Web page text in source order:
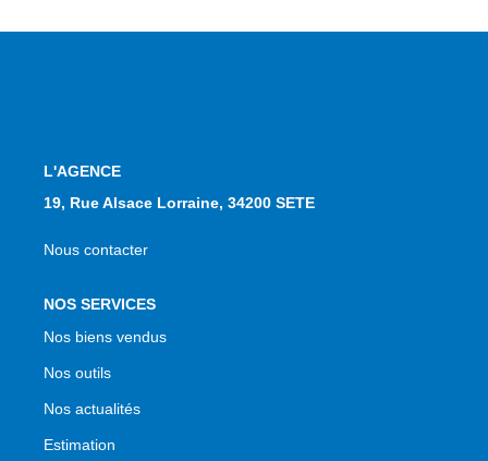
L'AGENCE
19, Rue Alsace Lorraine, 34200 SETE
Nous contacter
NOS SERVICES
Nos biens vendus
Nos outils
Nos actualités
Estimation